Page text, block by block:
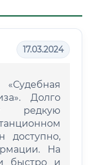
17.03.2024
Долго
редкую
доступно,
На
быстро и